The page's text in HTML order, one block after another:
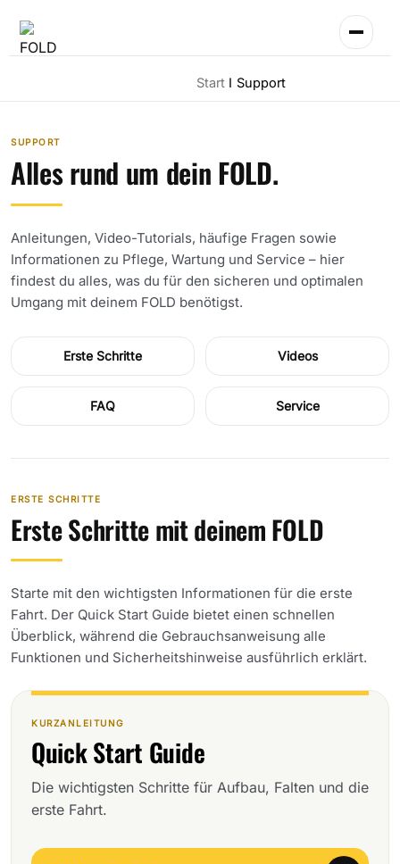
Inhalt
springen
Start Support
SUPPORT
Alles rund um dein FOLD.
Anleitungen, Video-Tutorials, häufige Fragen sowie
Informationen zu Pflege, Wartung und Service – hier
findest du alles, was du für den sicheren und optimalen
Umgang mit deinem FOLD benötigst.
Erste Schritte Videos
FAQ Service
ERSTE SCHRITTE
Erste Schritte mit deinem FOLD
Starte mit den wichtigsten Informationen für die erste
Fahrt. Der Quick Start Guide bietet einen schnellen
Überblick, während die Gebrauchsanweisung alle
Funktionen und Sicherheitshinweise ausführlich erklärt.
KURZANLEITUNG
Quick Start Guide
Die wichtigsten Schritte für Aufbau, Falten und die
erste Fahrt.